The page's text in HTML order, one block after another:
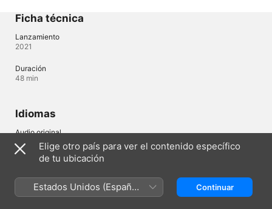
Ficha técnica
Lanzamiento
2021
Duración
48 min
Idiomas
Audio original
Japonés, Japonés (Japón), Alemán (Alemania), Francés (Francia)
Subtítulos
Elige otro país para ver el contenido específico
de tu ubicación
Estados Unidos (Español
México)
Continuar